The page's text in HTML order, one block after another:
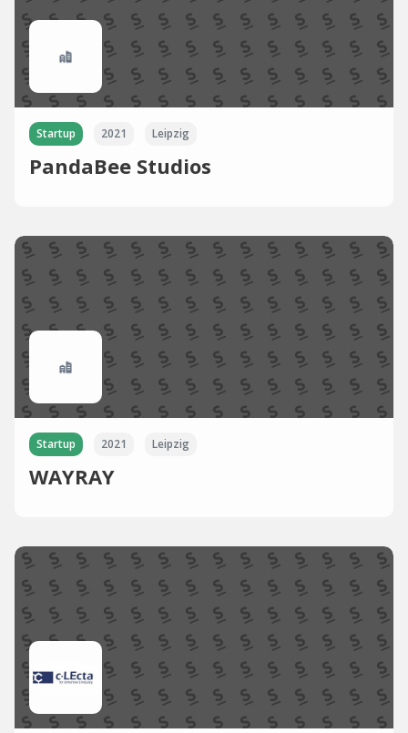
Startup 2021 Leipzig
PandaBee Studios
Startup 2021 Leipzig
WAYRAY